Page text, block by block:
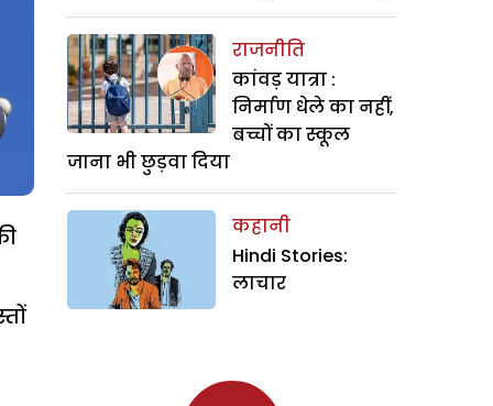
राजनीति
कांवड़ यात्रा :
निर्माण धेले का नहीं,
बच्चों का स्कूल
जाना भी छुड़वा दिया
कहानी
Hindi Stories:
लाचार